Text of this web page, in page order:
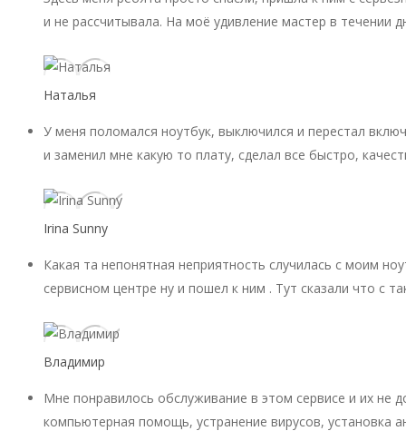
и не рассчитывала. На моё удивление мастер в течении
Наталья
У меня поломался ноутбук, выключился и перестал
и заменил мне какую то плату, сделал все быстро,
Irina Sunny
Какая та непонятная неприятность случилась с моим
сервисном центре ну и пошел к ним . Тут сказали что с
Владимир
Мне понравилось обслуживание в этом сервисе и их не
компьютерная помощь, устранение вирусов, установка